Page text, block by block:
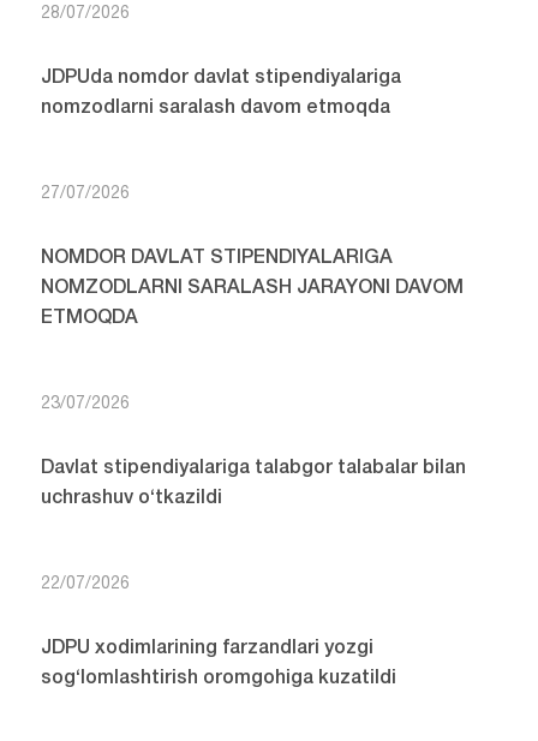
28/07/2026
JDPUda nomdor davlat stipendiyalariga
nomzodlarni saralash davom etmoqda
27/07/2026
NOMDOR DAVLAT STIPENDIYALARIGA
NOMZODLARNI SARALASH JARAYONI DAVOM
ETMOQDA
23/07/2026
Davlat stipendiyalariga talabgor talabalar bilan
uchrashuv o‘tkazildi
22/07/2026
JDPU xodimlarining farzandlari yozgi
sog‘lomlashtirish oromgohiga kuzatildi